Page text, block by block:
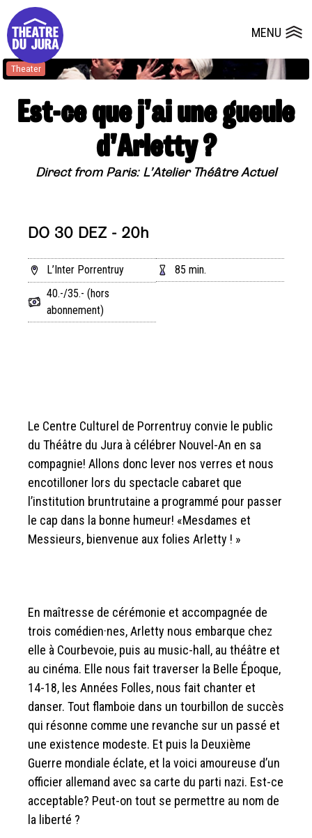
MENU
Presse Dépôts de dossiers
Theater
Est-ce que j’ai une gueule
d’Arletty ?
Direct from Paris: L’Atelier Théâtre Actuel
Le Centre Culturel de Porrentruy convie le public
du Théâtre du Jura à célébrer Nouvel-An en sa
compagnie! Allons donc lever nos verres et nous
encotilloner lors du spectacle cabaret que
l’institution bruntrutaine a programmé pour passer
le cap dans la bonne humeur! «Mesdames et
Messieurs, bienvenue aux folies Arletty ! »
En maîtresse de cérémonie et accompagnée de
trois comédien·nes, Arletty nous embarque chez
elle à Courbevoie, puis au music-hall, au théâtre et
au cinéma. Elle nous fait traverser la Belle Époque,
14-18, les Années Folles, nous fait chanter et
danser. Tout flamboie dans un tourbillon de succès
qui résonne comme une revanche sur un passé et
une existence modeste. Et puis la Deuxième
Guerre mondiale éclate, et la voici amoureuse d’un
officier allemand avec sa carte du parti nazi. Est-ce
acceptable? Peut-on tout se permettre au nom de
la liberté ?
DO 30 DEZ - 20h
L’Inter Porrentruy
85 min.
40.-/35.- (hors
abonnement)